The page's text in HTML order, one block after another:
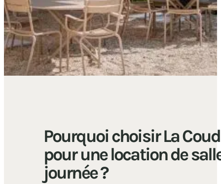
Pourquoi choisir La
pour une location de
journée ?